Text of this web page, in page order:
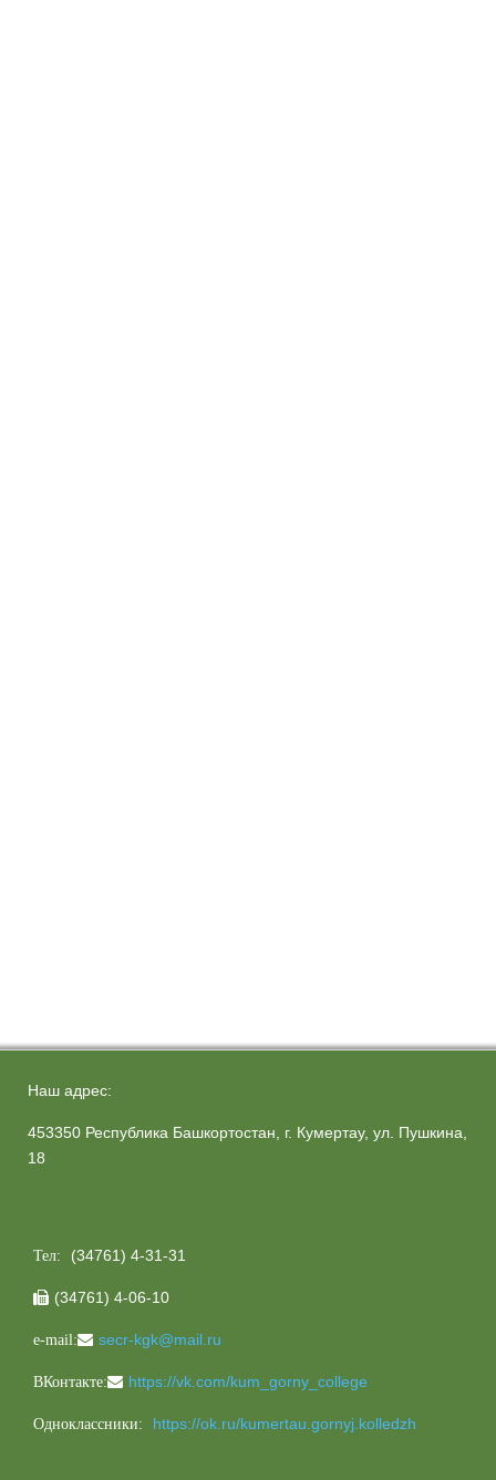
Наш адрес:
453350 Республика Башкортостан, г. Кумертау, ул. Пушкина,
18
Тел: (34761) 4-31-31
 (34761) 4-06-10
e-mail: secr-kgk@mail.ru
ВКонтакте: https://vk.com/kum_gorny_college
Одноклассники: https://ok.ru/kumertau.gornyj.kolledzh